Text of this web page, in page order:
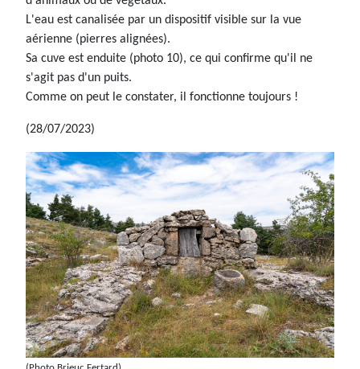
L'eau est canalisée par un dispositif visible sur la vue
aérienne (pierres alignées).
Sa cuve est enduite (photo 10), ce qui confirme qu'il ne
s'agit pas d'un puits.
Comme on peut le constater, il fonctionne toujours !
(28/07/2023)